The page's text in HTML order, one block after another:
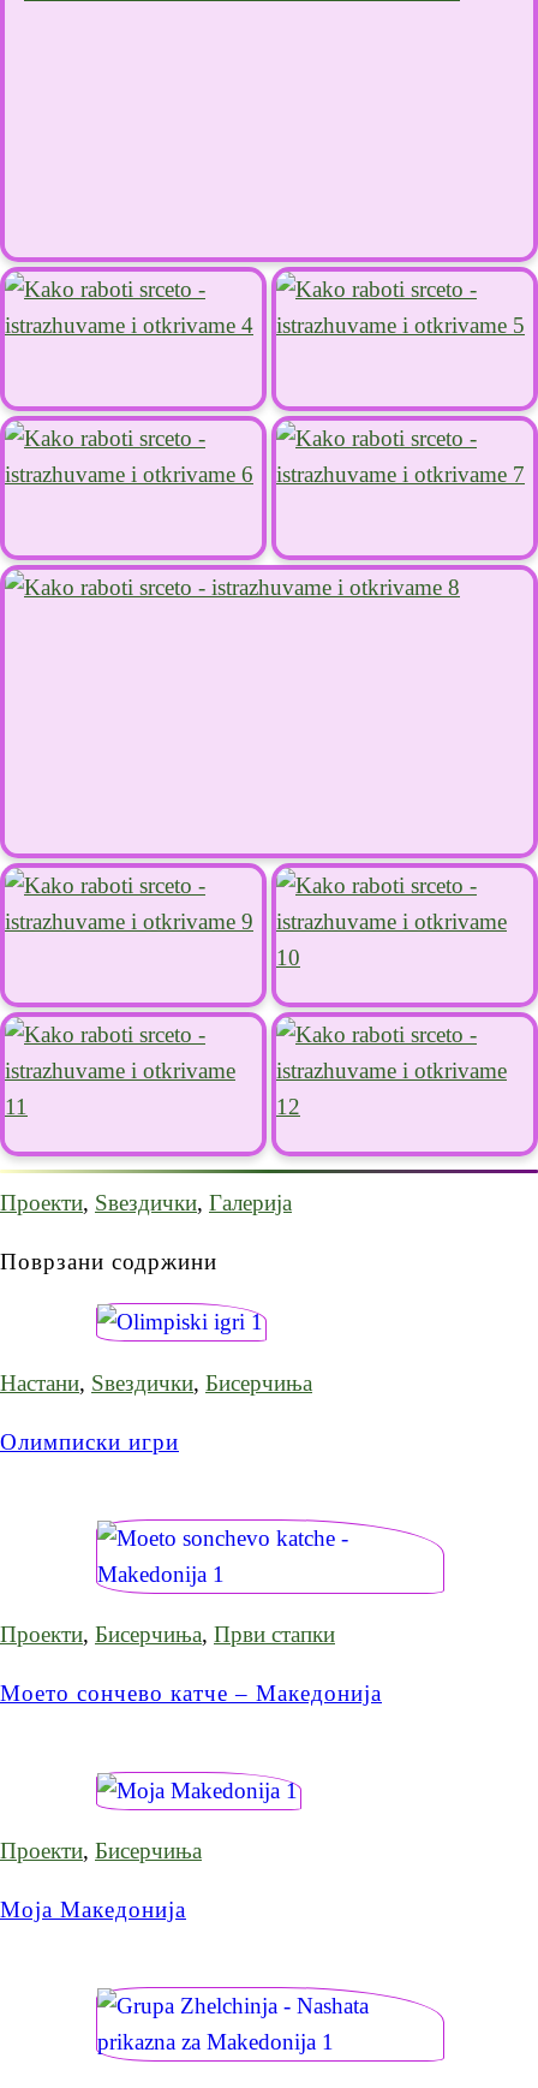
Проекти, Ѕвездички, Галерија
Поврзани содржини
Настани, Ѕвездички, Бисерчиња
Олимписки игри
Проекти, Бисерчиња, Први стапки
Моето сончево катче – Македонија
Проекти, Бисерчиња
Моја Македонија